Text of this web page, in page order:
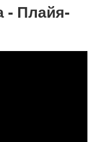
- Плайя-